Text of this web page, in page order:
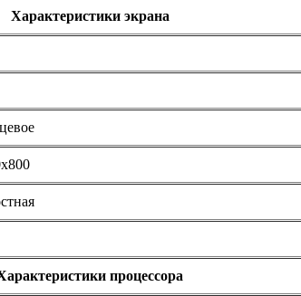
Характеристики экрана
процессора